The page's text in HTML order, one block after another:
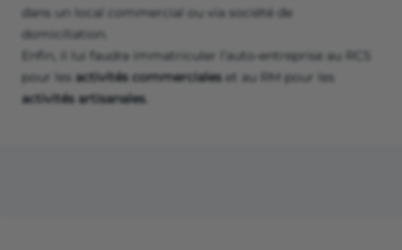
dans un local commercial ou via société de
domiciliation.
Enfin, il lui faudra immatriculer l’auto-entreprise au RCS
pour les activités commerciales et au RM pour les
activités artisanales.